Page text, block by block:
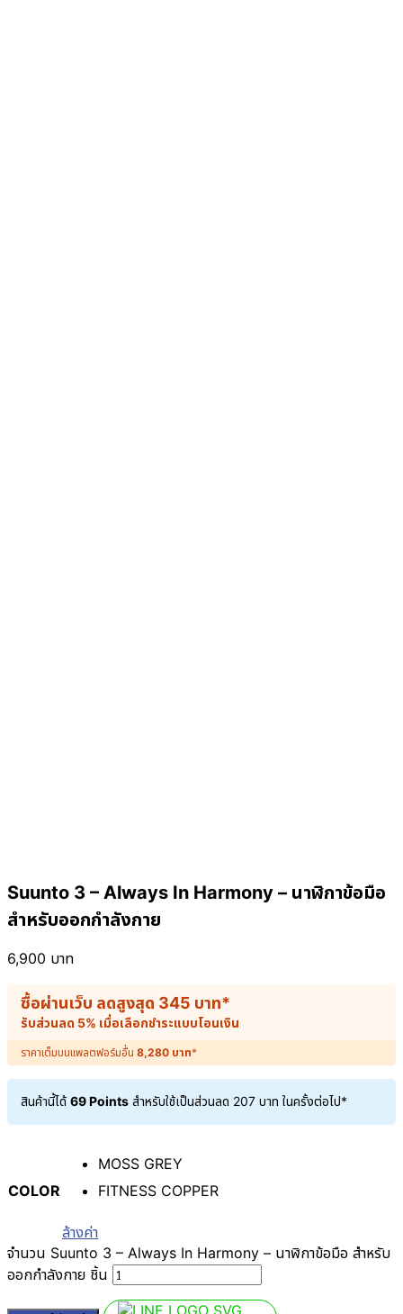
Suunto 3 – Always In Harmony – นาฬิกาข้อมือ
สำหรับออกกำลังกาย
6,900 บาท
ซื้อผ่านเว็บ ลดสูงสุด 345 บาท*
รับส่วนลด 5% เมื่อเลือกชำระแบบโอนเงิน
ราคาเต็มบนแพลตฟอร์มอื่น 8,280 บาท*
สินค้านี้ได้ 69 Points สำหรับใช้เป็นส่วนลด 207 บาท ในครั้งต่อไป*
COLOR
MOSS GREY
FITNESS COPPER
ล้างค่า
จำนวน Suunto 3 – Always In Harmony – นาฬิกาข้อมือ สำหรับ
ออกกำลังกาย ชิ้น